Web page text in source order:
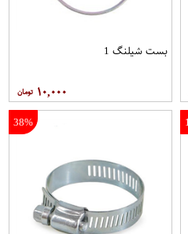
بست شیلنگ 1
۱۰,۰۰۰
38%